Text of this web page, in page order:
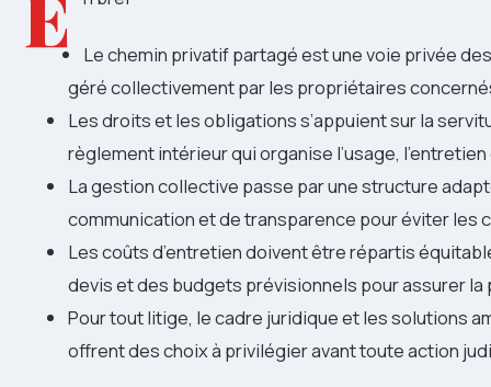
Le chemin privatif partagé est une voie privée
géré collectivement par les propriétaires
Les droits et les obligations s’appuient sur la
règlement intérieur qui organise l’usage,
La gestion collective passe par une structure
communication et de transparence pour éviter les
Les coûts d’entretien doivent être répartis
devis et des budgets prévisionnels pour assurer la
Pour tout litige, le cadre juridique et les solutions
offrent des choix à privilégier avant toute action